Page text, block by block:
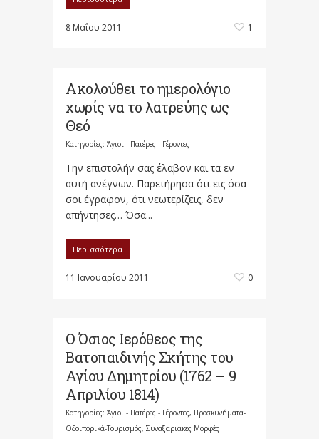
8 Μαΐου 2011 1
Ακολούθει το ημερολόγιο
χωρίς να το λατρεύης ως
Θεό
Κατηγορίες: Άγιοι - Πατέρες - Γέροντες
Την επιστολήν σας έλαβον και τα εν
αυτή ανέγνων. Παρετήρησα ότι εις όσα
σοι έγραφον, ότι νεω­τερίζεις, δεν
απήντησες… Όσα...
Περισσότερα
11 Ιανουαρίου 2011 0
Ο Όσιος Ιερόθεος της
Βατοπαιδινής Σκήτης του
Αγίου Δημητρίου (1762 – 9
Απριλίου 1814)
Κατηγορίες: Άγιοι - Πατέρες - Γέροντες, Προσκυνήματα-
Οδοιπορικά-Τουρισμός, Συναξαριακές Μορφές